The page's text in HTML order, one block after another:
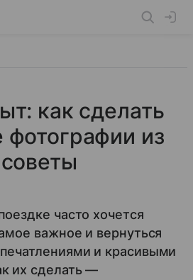
как сделать
из
часто хочется
важное и вернуться
и красивыми
их сделать —